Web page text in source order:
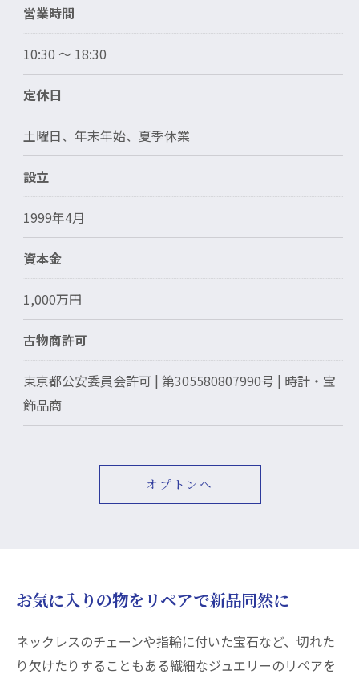
営業時間
10:30 〜 18:30
定休日
土曜日、年末年始、夏季休業
設立
1999年4月
資本金
1,000万円
古物商許可
東京都公安委員会許可 | 第305580807990号 | 時計・宝
飾品商
オプトンへ
お気に入りの物をリペアで新品同然に
ネックレスのチェーンや指輪に付いた宝石など、切れた
り欠けたりすることもある繊細なジュエリーのリペアを